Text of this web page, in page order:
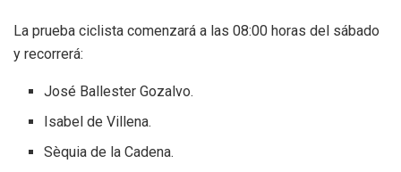
La prueba ciclista comenzará a las 08:00 horas del sábado
y recorrerá:
José Ballester Gozalvo.
Isabel de Villena.
Sèquia de la Cadena.